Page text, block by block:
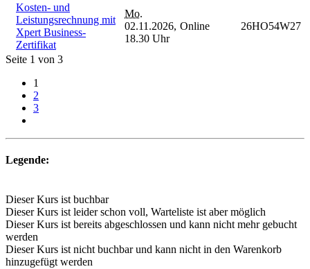
Kosten- und
Leistungsrechnung mit
Xpert Business-
Zertifikat
Mo.
02.11.2026,
18.30 Uhr
Online 26HO54W27
Seite 1 von 3
1
2
3
Legende:
Dieser Kurs ist buchbar
Dieser Kurs ist leider schon voll, Warteliste ist aber möglich
Dieser Kurs ist bereits abgeschlossen und kann nicht mehr gebucht
werden
Dieser Kurs ist nicht buchbar und kann nicht in den Warenkorb
hinzugefügt werden